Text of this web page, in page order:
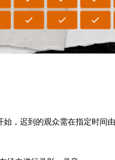
，迟到的观众需在指定时间